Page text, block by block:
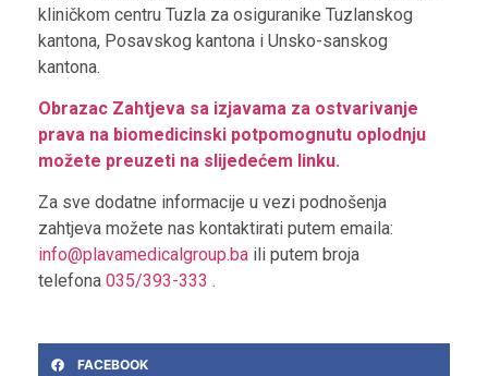
kliničkom centru Tuzla za osiguranike Tuzlanskog
kantona, Posavskog kantona i Unsko-sanskog
kantona.
Obrazac Zahtjeva sa izjavama za ostvarivanje
prava na biomedicinski potpomognutu oplodnju
možete preuzeti na slijedećem linku.
Za sve dodatne informacije u vezi podnošenja
zahtjeva možete nas kontaktirati putem emaila:
info@plavamedicalgroup.ba ili putem broja
telefona 035/393-333 .
FACEBOOK